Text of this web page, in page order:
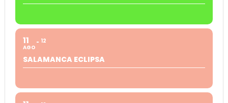
11
AGO
12
SALAMANCA ECLIPSA